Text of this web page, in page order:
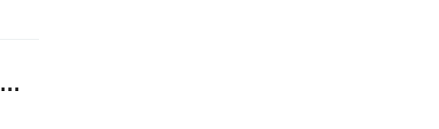
万州区2024年“中华魂”（毛泽东崇高精神风范）主题教育读书活动演讲展示圆满举行